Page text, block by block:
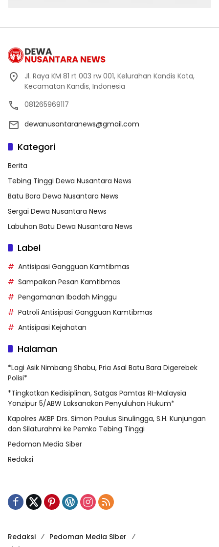
Jl. Raya KM 81 rt 003 rw 001, Kelurahan Kandis Kota,
Kecamatan Kandis, Indonesia
081265969117
dewanusantaranews@gmail.com
Kategori
Berita
Tebing Tinggi Dewa Nusantara News
Batu Bara Dewa Nusantara News
Sergai Dewa Nusantara News
Labuhan Batu Dewa Nusantara News
Label
Antisipasi Gangguan Kamtibmas
Sampaikan Pesan Kamtibmas
Pengamanan Ibadah Minggu
Patroli Antisipasi Gangguan Kamtibmas
Antisipasi Kejahatan
Halaman
*Lagi Asik Nimbang Shabu, Pria Asal Batu Bara Digerebek
Polisi*
*Tingkatkan Kedisiplinan, Satgas Pamtas RI-Malaysia
Yonzipur 5/ABW Laksanakan Penyuluhan Hukum*
Kapolres AKBP Drs. Simon Paulus Sinulingga, S.H. Kunjungan
dan Silaturahmi ke Pemko Tebing Tinggi
Pedoman Media Siber
Redaksi
Redaksi
Pedoman Media Siber